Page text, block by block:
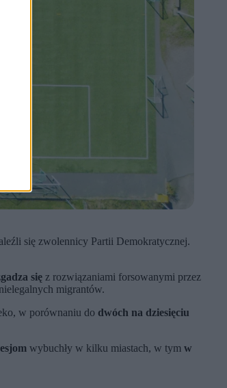
się zwolennicy Partii Demokratycznej.
się z rozwiązaniami forsowanymi przez
migrantów.
w porównaniu do dwóch na dziesięciu
wybuchły w kilku miastach, w tym w